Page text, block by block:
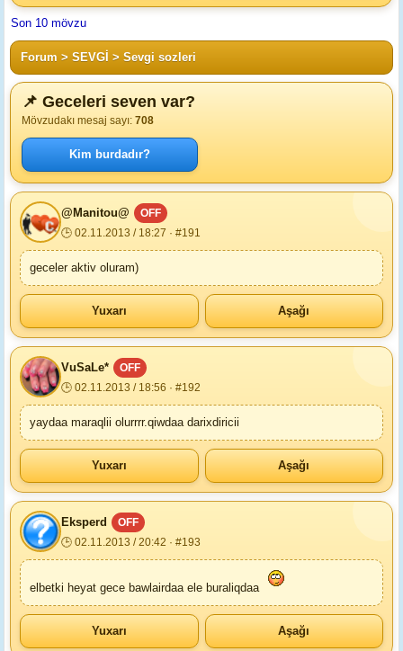
Son 10 mövzu
Forum > SEVGİ > Sevgi sozleri
📌 Geceleri seven var?
Mövzudakı mesaj sayı: 708
Kim burdadır?
@Manitou@
OFF
🕒 02.11.2013 / 18:27 · #191
geceler aktiv oluram)
Yuxarı Aşağı
VuSaLe*
OFF
🕒 02.11.2013 / 18:56 · #192
yaydaa maraqlii olurrrr.qiwdaa darixdiricii
Yuxarı Aşağı
Eksperd
OFF
🕒 02.11.2013 / 20:42 · #193
elbetki heyat gece bawlairdaa ele buraliqdaa
Yuxarı Aşağı